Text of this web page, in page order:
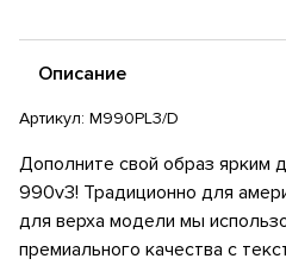
Описание
Артикул: M990PL3/D
Дополните свой образ ярким
990v3! Традиционно для
для верха модели мы
премиального качества с